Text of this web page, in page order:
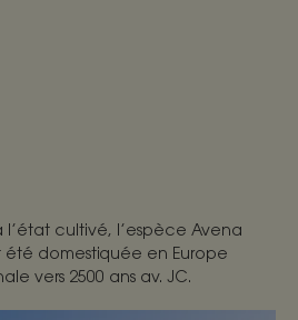
cultivé, l’espèce Avena
domestiquée en Europe
vers 2500 ans av. JC.